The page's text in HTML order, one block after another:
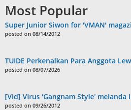
Most Popular
Super Junior Siwon for 'VMAN'
posted on 08/14/2012
TUIDE Perkenalkan Para Anggota
posted on 08/07/2026
[Vid] Virus 'Gangnam Style' melanda
posted on 09/26/2012